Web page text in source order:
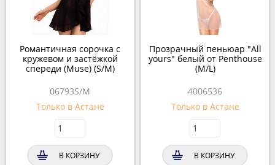
Романтичная сорочка с
кружевом и застёжкой
спереди (Muse) (S/M)
06793S/M
Только в Астане
В КОРЗИНУ
Прозрачный пеньюар "All
yours" белый от Penthouse
(M/L)
4006536
Только в Астане
В КОРЗИНУ